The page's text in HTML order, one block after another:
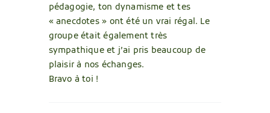
pédagogie, ton dynamisme et tes
« anecdotes » ont été un vrai régal. Le
groupe était également très
sympathique et j’ai pris beaucoup de
plaisir à nos échanges.
Bravo à toi !